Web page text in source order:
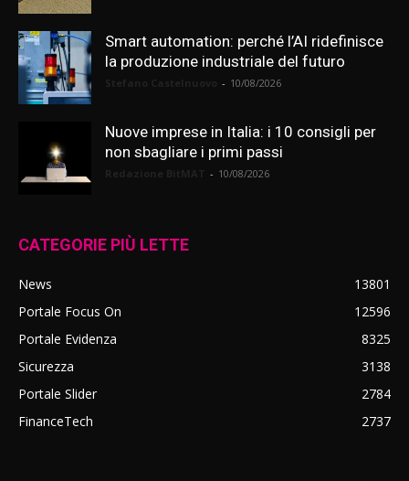
Smart automation: perché l’AI ridefinisce
la produzione industriale del futuro
- 10/08/2026
Nuove imprese in Italia: i 10 consigli per
non sbagliare i primi passi
- 10/08/2026
CATEGORIE PIÙ LETTE
News
13801
Portale Focus On
12596
Portale Evidenza
8325
Sicurezza
3138
Portale Slider
2784
FinanceTech
2737